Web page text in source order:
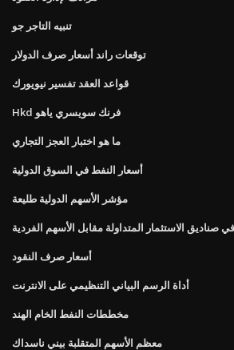
تنبيه التاجر جو
توقعات راند أسعار صرف الدولار
قواعد العقد تفسير نيويورك
Hkd فرنك سويسري ياهو
ما هو اختبار العجز التجاري
أسعار النفط في السوق الدولية
مؤشر الأسهم الدولية طليعة
في صناديق الاستثمار المتداولة مقابل الأسهم الفردية
أسعار صرف النقود
أداة الرسم البياني التنظيمي على الانترنت
مخططات النفط الخام الهند
معظم الأسهم المتقلبة بيني ناسداك